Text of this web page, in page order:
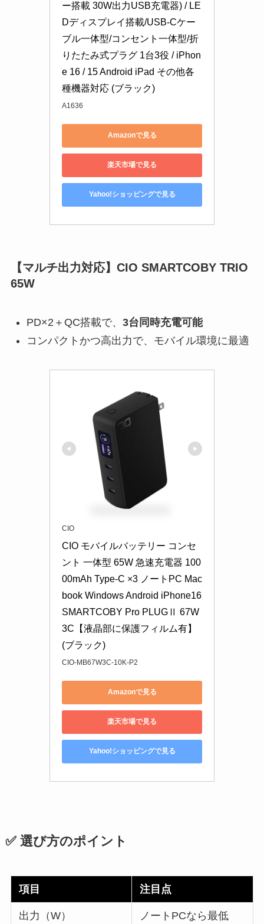
ー搭載 30W出力USB充電器) / LE
Dディスプレイ搭載/USB-Cケー
ブル一体型/コンセント一体型/折
りたたみ式プラグ 1台3役 / iPhon
e 16 / 15 Android iPad その他各
種機器対応 (ブラック)
A1636
Amazonで見る
楽天市場で見る
Yahoo!ショッピングで見る
【マルチ出力対応】CIO SMARTCOBY TRIO
65W
PD×2＋QC搭載で、 3台同時充電可能
コンパクトかつ高出力で、モバイル環境に最適
CIO
CIO モバイルバッテリー コンセ
ント 一体型 65W 急速充電器 100
00mAh Type-C ×3 ノートPC Mac
book Windows Android iPhone16
SMARTCOBY Pro PLUGⅡ 67W
3C【液晶部に保護フィルム有】
(ブラック)
CIO-MB67W3C-10K-P2
Amazonで見る
楽天市場で見る
Yahoo!ショッピングで見る
✅ 選び方のポイント
項目 注目点
出力（W）
ノートPCなら最低